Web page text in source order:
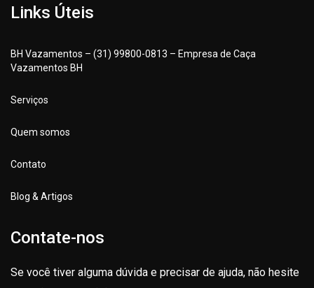
Links Úteis
BH Vazamentos – (31) 99800-0813 – Empresa de Caça
Vazamentos BH
Serviços
Quem somos
Contato
Blog & Artigos
Contate-nos
Se você tiver alguma dúvida e precisar de ajuda, não hesite